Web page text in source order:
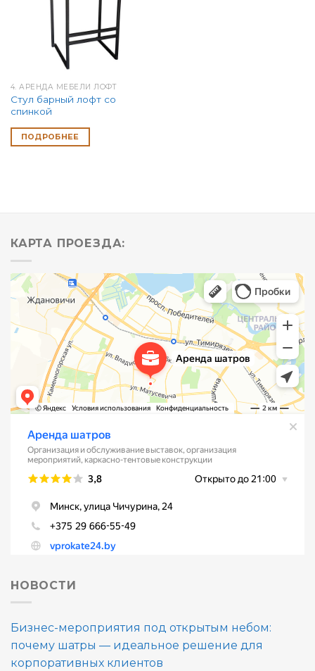
4. АРЕНДА МЕБЕЛИ ЛОФТ
Стул барный лофт со
спинкой
ПОДРОБНЕЕ
КАРТА ПРОЕЗДА:
НОВОСТИ
Бизнес-мероприятия под открытым небом:
почему шатры — идеальное решение для
корпоративных клиентов